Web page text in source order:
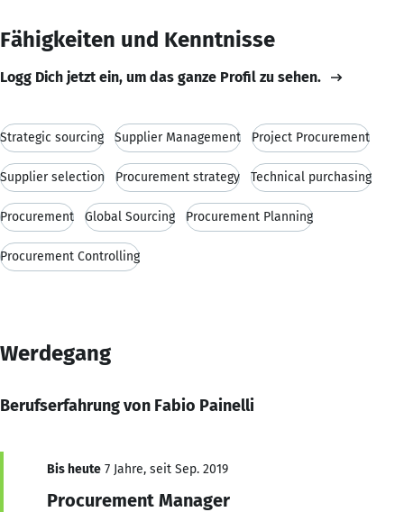
Fähigkeiten und Kenntnisse
Logg Dich jetzt ein, um das ganze Profil zu sehen.
Strategic sourcing Supplier Management Project Procurement
Supplier selection Procurement strategy Technical purchasing
Procurement Global Sourcing Procurement Planning
Procurement Controlling
Werdegang
Berufserfahrung von Fabio Painelli
Bis heute 7 Jahre, seit Sep. 2019
Procurement Manager